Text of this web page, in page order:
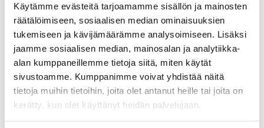
Käytämme evästeitä tarjoamamme sisällön ja mainosten
räätälöimiseen, sosiaalisen median ominaisuuksien
tukemiseen ja kävijämäärämme analysoimiseen. Lisäksi
jaamme sosiaalisen median, mainosalan ja analytiikka-
alan kumppaneillemme tietoja siitä, miten käytät
sivustoamme. Kumppanimme voivat yhdistää näitä
tietoja muihin tietoihin, joita olet antanut heille tai joita on
kerätty, kun olet käyttänyt heidän palvelujaan.
heli.vaija@ehyt.fi